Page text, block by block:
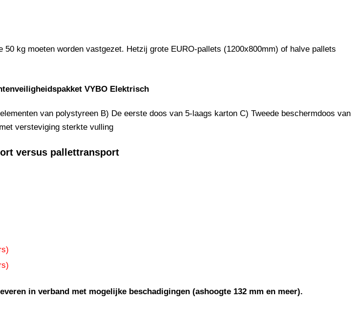
kg moeten worden vastgezet. Hetzij grote EURO-pallets (1200x800mm) of halve pallets
VYBO Elektrisch
van polystyreen B) De eerste doos van 5-laags karton C) Tweede beschermdoos van
versteviging sterkte vulling
versus pallettransport
in verband met mogelijke beschadigingen (ashoogte 132 mm en meer).